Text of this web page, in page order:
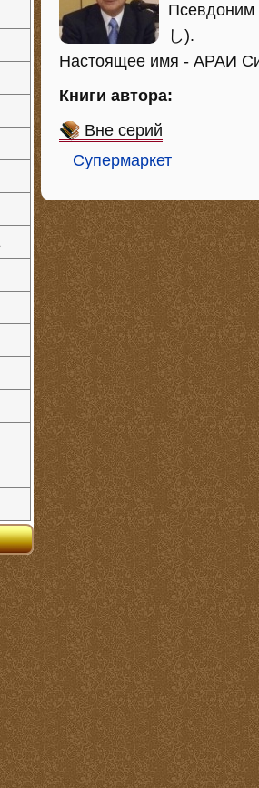
Псевдоним
し).
Настоящее имя - АРАИ
Книги автора:
Вне серий
Супермаркет